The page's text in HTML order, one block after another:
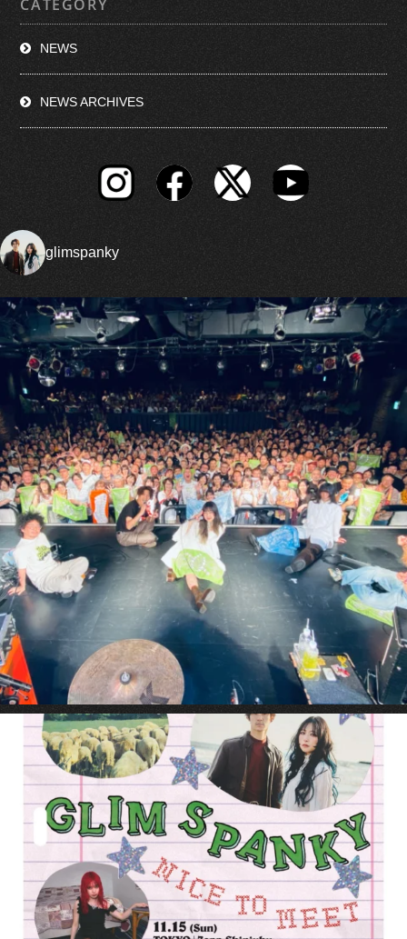
CATEGORY
NEWS
NEWS ARCHIVES
glimspanky